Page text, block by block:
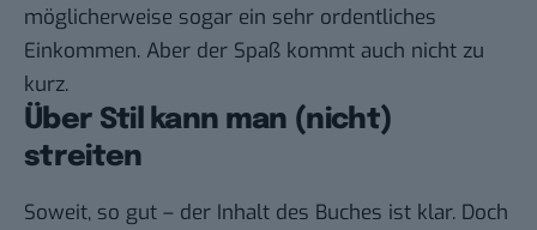
möglicherweise sogar ein sehr ordentliches
Einkommen. Aber der Spaß kommt auch nicht zu
kurz.
Über Stil kann man (nicht)
streiten
Soweit, so gut – der Inhalt des Buches ist klar. Doch